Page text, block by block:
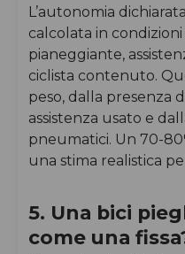
L’autonomia
calcolata in
pianeggiante,
ciclista contenuto.
peso, dalla presenza
assistenza usato e
pneumatici. Un 70-
una stima realistica
5. Una bici
come una